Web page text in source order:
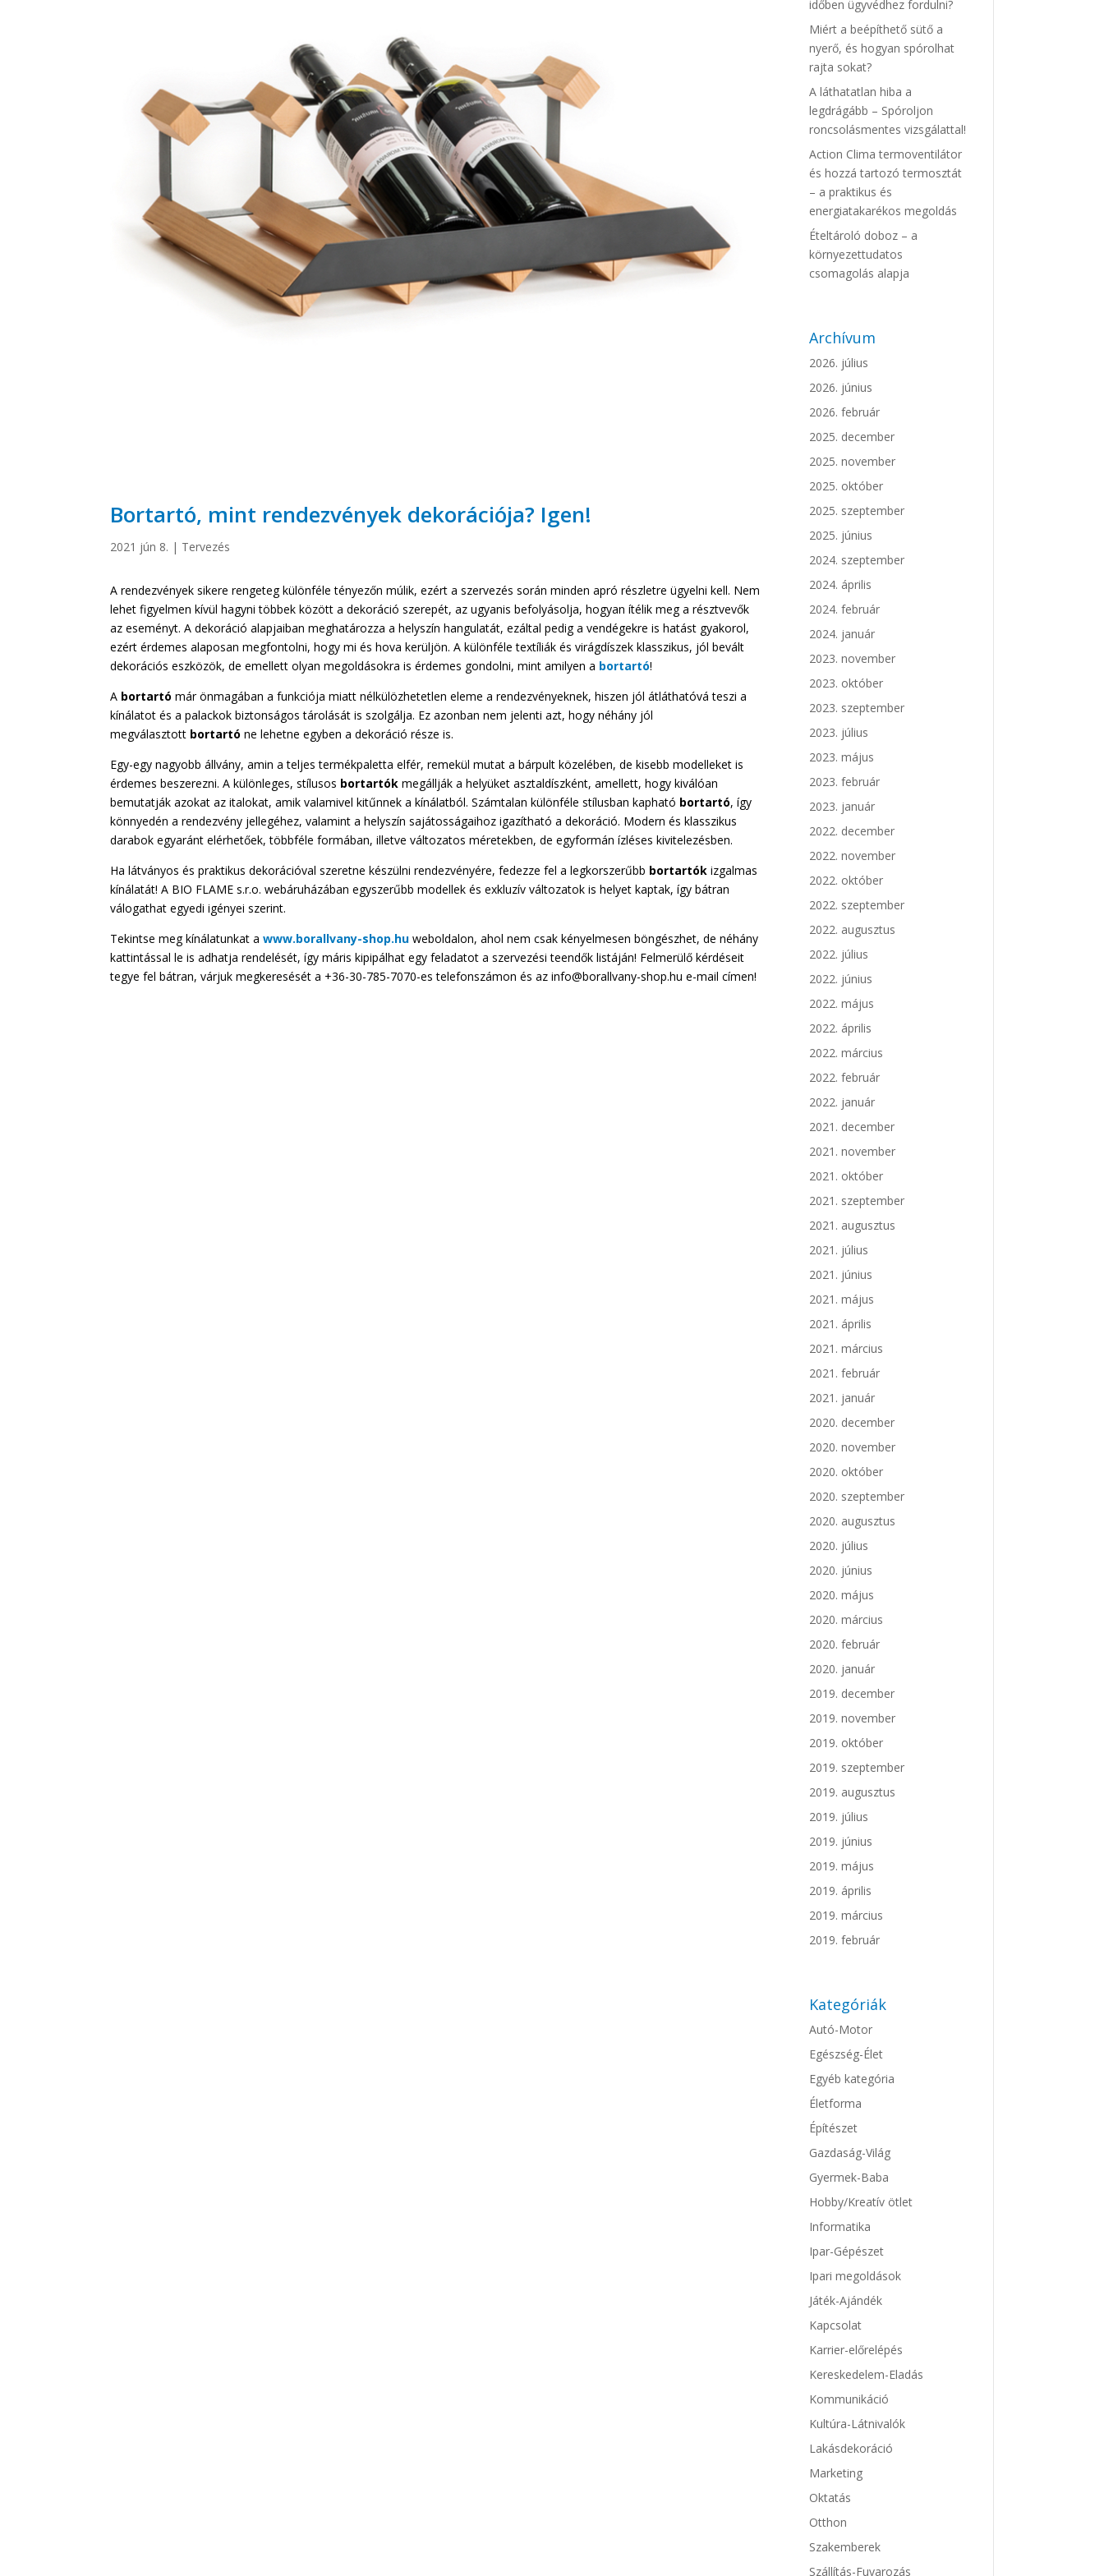
Bortartó, mint rendezvények dekorációja? Igen!
2021 jún 8. | Tervezés
A rendezvények sikere rengeteg különféle tényezőn múlik, ezért a szervezés során minden apró részletre ügyelni kell. Nem
lehet figyelmen kívül hagyni többek között a dekoráció szerepét, az ugyanis befolyásolja, hogyan ítélik meg a résztvevők
az eseményt. A dekoráció alapjaiban meghatározza a helyszín hangulatát, ezáltal pedig a vendégekre is hatást gyakorol,
ezért érdemes alaposan megfontolni, hogy mi és hova kerüljön. A különféle textíliák és virágdíszek klasszikus, jól bevált
dekorációs eszközök, de emellett olyan megoldásokra is érdemes gondolni, mint amilyen a bortartó!
A bortartó már önmagában a funkciója miatt nélkülözhetetlen eleme a rendezvényeknek, hiszen jól átláthatóvá teszi a
kínálatot és a palackok biztonságos tárolását is szolgálja. Ez azonban nem jelenti azt, hogy néhány jól
megválasztott bortartó ne lehetne egyben a dekoráció része is.
Egy-egy nagyobb állvány, amin a teljes termékpaletta elfér, remekül mutat a bárpult közelében, de kisebb modelleket is
érdemes beszerezni. A különleges, stílusos bortartók megállják a helyüket asztaldíszként, amellett, hogy kiválóan
bemutatják azokat az italokat, amik valamivel kitűnnek a kínálatból. Számtalan különféle stílusban kapható bortartó, így
könnyedén a rendezvény jellegéhez, valamint a helyszín sajátosságaihoz igazítható a dekoráció. Modern és klasszikus
darabok egyaránt elérhetőek, többféle formában, illetve változatos méretekben, de egyformán ízléses kivitelezésben.
Ha látványos és praktikus dekorációval szeretne készülni rendezvényére, fedezze fel a legkorszerűbb bortartók izgalmas
kínálatát! A BIO FLAME s.r.o. webáruházában egyszerűbb modellek és exkluzív változatok is helyet kaptak, így bátran
válogathat egyedi igényei szerint.
Tekintse meg kínálatunkat awww.borallvany-shop.hu weboldalon, ahol nem csak kényelmesen böngészhet, de néhány
kattintással le is adhatja rendelését, így máris kipipálhat egy feladatot a szervezési teendők listáján! Felmerülő kérdéseit
tegye fel bátran, várjuk megkeresését a +36-30-785-7070-es telefonszámon és az info@borallvany-shop.hu e-mail címen!
időben ügyvédhez fordulni?
Miért a beépíthető sütő a
nyerő, és hogyan spórolhat
rajta sokat?
A láthatatlan hiba a
legdrágább – Spóroljon
roncsolásmentes vizsgálattal!
Action Clima termoventilátor
és hozzá tartozó termosztát
– a praktikus és
energiatakarékos megoldás
Ételtároló doboz – a
környezettudatos
csomagolás alapja
Archívum
2026. július
2026. június
2026. február
2025. december
2025. november
2025. október
2025. szeptember
2025. június
2024. szeptember
2024. április
2024. február
2024. január
2023. november
2023. október
2023. szeptember
2023. július
2023. május
2023. február
2023. január
2022. december
2022. november
2022. október
2022. szeptember
2022. augusztus
2022. július
2022. június
2022. május
2022. április
2022. március
2022. február
2022. január
2021. december
2021. november
2021. október
2021. szeptember
2021. augusztus
2021. július
2021. június
2021. május
2021. április
2021. március
2021. február
2021. január
2020. december
2020. november
2020. október
2020. szeptember
2020. augusztus
2020. július
2020. június
2020. május
2020. március
2020. február
2020. január
2019. december
2019. november
2019. október
2019. szeptember
2019. augusztus
2019. július
2019. június
2019. május
2019. április
2019. március
2019. február
Kategóriák
Autó-Motor
Egészség-Élet
Egyéb kategória
Életforma
Építészet
Gazdaság-Világ
Gyermek-Baba
Hobby/Kreatív ötlet
Informatika
Ipar-Gépészet
Ipari megoldások
Játék-Ajándék
Kapcsolat
Karrier-előrelépés
Kereskedelem-Eladás
Kommunikáció
Kultúra-Látnivalók
Lakásdekoráció
Marketing
Oktatás
Otthon
Szakemberek
Szállítás-Fuvarozás